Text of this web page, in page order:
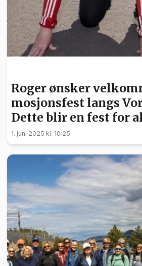
Roger ønsker
mosjonsfest langs
Dette blir en fest for
1. juni 2025 kl. 10:25